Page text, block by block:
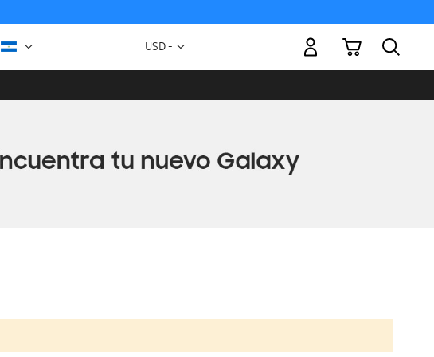
Moneda
USD -
Mi carrito